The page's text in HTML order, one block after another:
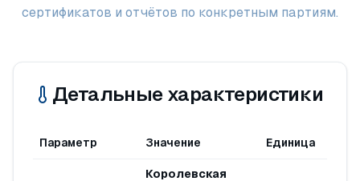
сертификатов и отчётов по конкретным партиям.
Детальные характеристики
Параметр Значение Единица
Королевская